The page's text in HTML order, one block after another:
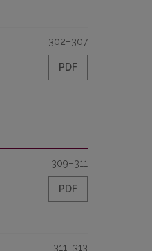
302–307
PDF
309–311
PDF
311–313